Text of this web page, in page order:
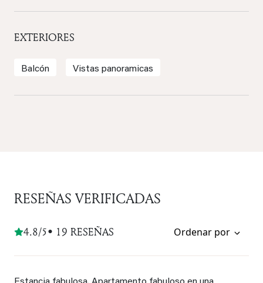
EXTERIORES
Balcón Vistas panoramicas
RESEÑAS VERIFICADAS
4.8/5• 19 RESEÑAS Ordenar por